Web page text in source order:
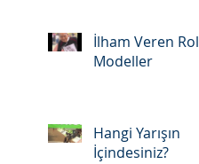
İlham Veren Rol
Modeller
Hangi Yarışın
İçindesiniz?